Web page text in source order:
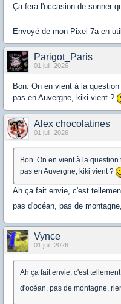
Ça fera l'occasion de sonner
Envoyé de mon Pixel 7a en
Parigot_Paris
01 juil. 2026
Bon. On en vient à la
pas en Auvergne, kiki vient ?
Alex chocolatines
01 juil. 2026
Bon. On en vient à la
pas en Auvergne, kiki vient ?
Ah ça fait envie, c'est
pas d'océan, pas de
Vynce
01 juil. 2026
Ah ça fait envie, c'est
d'océan, pas de montagne,